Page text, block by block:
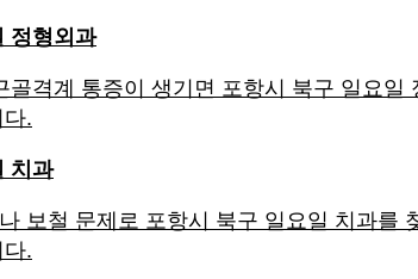
정형외과
골격계 통증이 생기면 포항시 북구 일요
.
치과
보철 문제로 포항시 북구 일요일 치과를
.